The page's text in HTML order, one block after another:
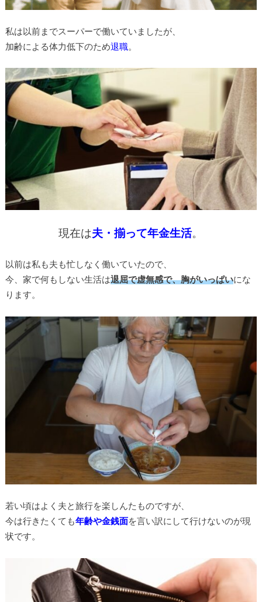
私は以前までスーパーで働いていましたが、
加齢による体力低下のため退職。
現在は夫・揃って年金生活。
以前は私も夫も忙しなく働いていたので、
今、家で何もしない生活は退屈で虚無感で、胸がいっぱいにな
ります。
若い頃はよく夫と旅行を楽しんたものですが、
今は行きたくても年齢や金銭面を言い訳にして行けないのが現
状です。